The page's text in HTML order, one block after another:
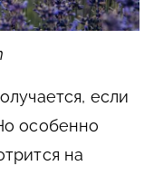
если
особенно
на